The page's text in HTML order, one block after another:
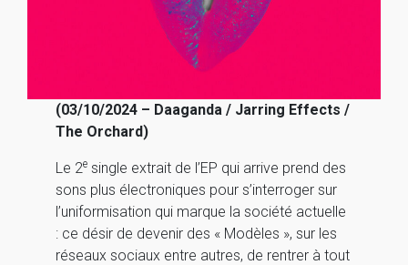
(03/10/2024 – Daaganda / Jarring Effects /
The Orchard)
Le 2e single extrait de l’EP qui arrive prend des
sons plus électroniques pour s’interroger sur
l’uniformisation qui marque la société actuelle
: ce désir de devenir des « Modèles », sur les
réseaux sociaux entre autres, de rentrer à tout